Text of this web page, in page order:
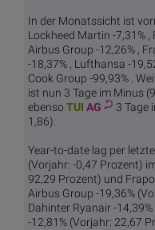
In der Monatssicht ist
Lockheed Martin -7,31% ,
Airbus Group -12,26% ,
-18,37% , Lufthansa -
Cook Group -99,93% .
ist nun 3 Tage im Minus
ebensoTUI AG
3 Tage
1,86).
Year-to-date lag per
(Vorjahr: -0,47 Prozent)
92,29 Prozent) und
Airbus Group -19,36%
Dahinter Ryanair -
-12,81% (Vorjahr: 22,67